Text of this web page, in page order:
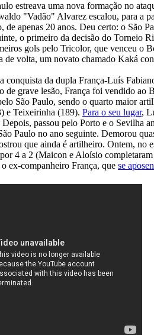
estreava uma nova formação no
"Vadão" Alvarez escalou, para a
apenas 20 anos. Deu certo: o São
o primeiro da decisão do Torneio
gols pelo Tricolor, que venceu o
de volta, um novato chamado Kaká
conquista da dupla França-Luís
de grave lesão, França foi vendido ao
São Paulo, sendo o quarto maior
e Teixeirinha (189). Para o seu lugar,
Depois, passou pelo Porto e o Sevilha
Paulo no ano seguinte. Demorou
que ainda é artilheiro. Ontem, no
4 a 2 (Maicon e Aloísio
ex-companheiro França, que se